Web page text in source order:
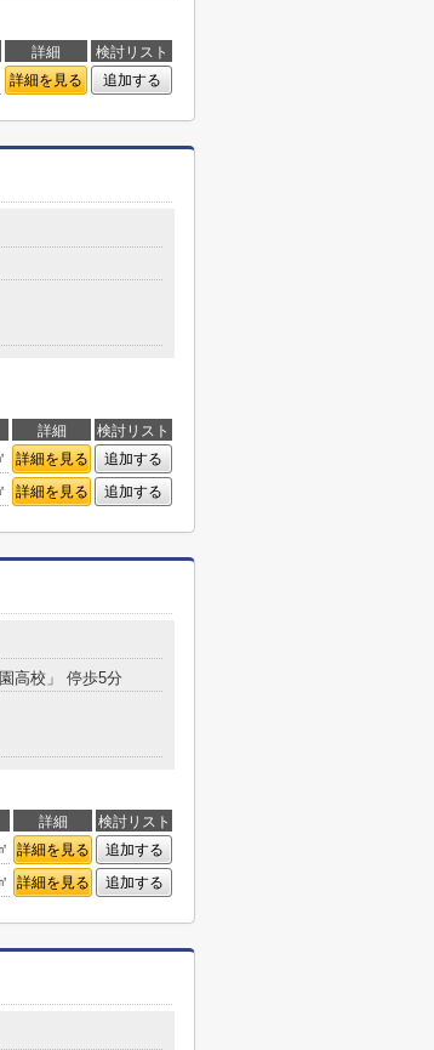
詳細
検討リスト
詳細を見る 追加する
詳細
検討リスト
詳細を見る
追加する
詳細を見る 追加する
高校」 停歩5分
詳細
検討リスト
詳細を見る
追加する
詳細を見る 追加する